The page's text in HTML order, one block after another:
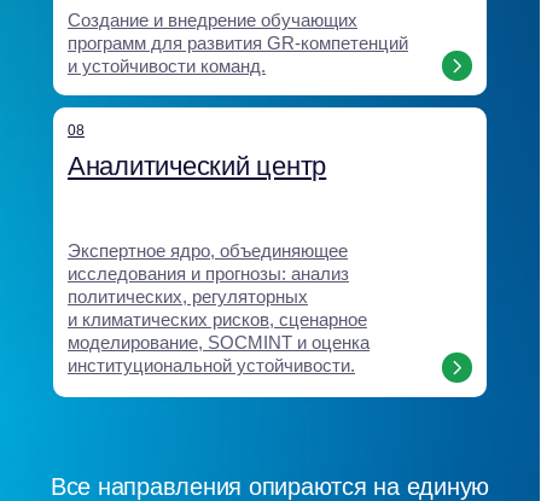
укрепляют доверие
и обеспечивают
долгосрочное
преимущество для бизнеса
Наши кейсы показывают, как экспертность и системность
Baikal Lobridge превращают данные и стратегические идеи
в конкретные результаты: новые рынки, снятие барьеров,
сохранение бизнесов, принятые законы и надёжные
партнерства.